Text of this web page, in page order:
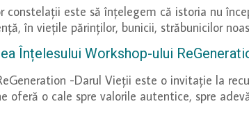
constelații este să înțelegem că istoria nu
în viețile părinților, bunicii, străbunicilor
Înțelesului Workshop-ului
-Darul Vieții este o invitație la
oferă o cale spre valorile autentice, spre